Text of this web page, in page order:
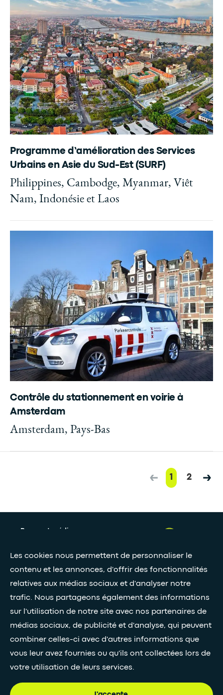
Les cookies nous permettent de personnaliser le
contenu et les annonces, d'offrir des fonctionnalités
relatives aux médias sociaux et d'analyser notre
trafic. Nous partageons également des informations
sur l'utilisation de notre site avec nos partenaires de
médias sociaux, de publicité et d'analyse, qui peuvent
combiner celles-ci avec d'autres informations que
vous leur avez fournies ou qu'ils ont collectées lors de
votre utilisation de leurs services.
Programme d’amélioration des Services
Urbains en Asie du Sud-Est (SURF)
Philippines, Cambodge, Myanmar, Viêt
Nam, Indonésie et Laos
Contrôle du stationnement en voirie à
Amsterdam
Amsterdam, Pays-Bas
1 2
Presse et médias
Restez connectés grâce à notre newsletter
Inscription à la newsletter
SUIVEZ-NOUS